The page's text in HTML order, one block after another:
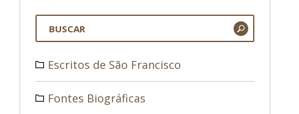
Escritos de São Francisco
Fontes Biográficas